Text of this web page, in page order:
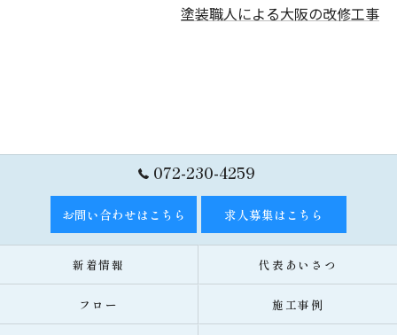
塗装職人による大阪の改修工事
072-230-4259
お問い合わせはこちら 求人募集はこちら
新着情報 代表あいさつ
フロー 施工事例